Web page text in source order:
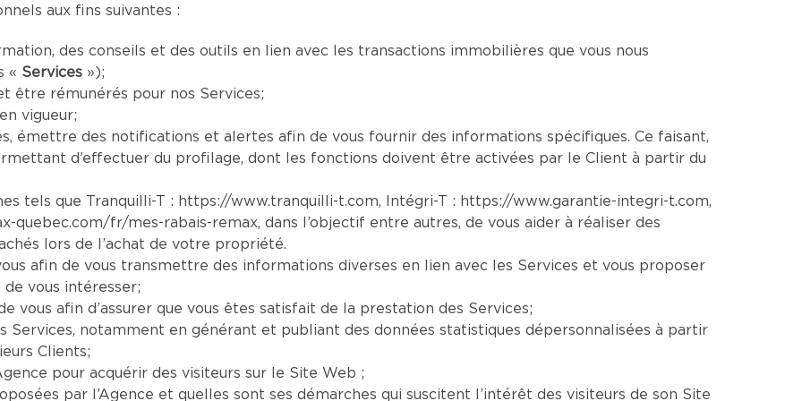
aux fins suivantes :
des conseils et des outils en lien avec les transactions immobilières que vous nous
« Services »);
être rémunérés pour nos Services;
vigueur;
émettre des notifications et alertes afin de vous fournir des informations spécifiques. Ce faisant,
d’effectuer du profilage, dont les fonctions doivent être activées par le Client à partir du
tels que Tranquilli-T : https://www.tranquilli-t.com, Intégri-T : https://www.garantie-integri-t.com,
quebec.com/fr/mes-rabais-remax, dans l’objectif entre autres, de vous aider à réaliser des
lors de l’achat de votre propriété.
afin de vous transmettre des informations diverses en lien avec les Services et vous proposer
vous intéresser;
vous afin d’assurer que vous êtes satisfait de la prestation des Services;
notamment en générant et publiant des données statistiques dépersonnalisées à partir
Clients;
pour acquérir des visiteurs sur le Site Web ;
par l’Agence et quelles sont ses démarches qui suscitent l’intérêt des visiteurs de son Site